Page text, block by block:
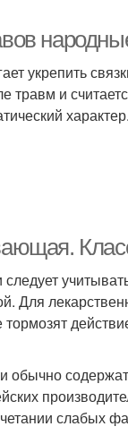
укрепить
травм и
Для
обычно
слабых